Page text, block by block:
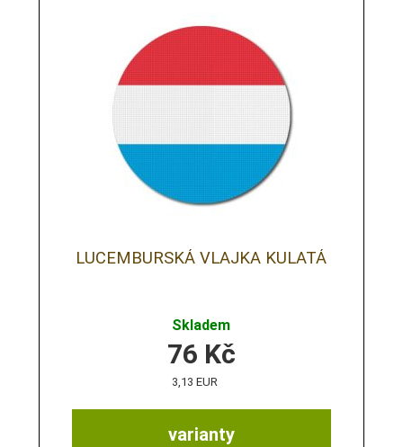
LUCEMBURSKÁ VLAJKA KULATÁ
Skladem
varianty
76 Kč
3,13 EUR